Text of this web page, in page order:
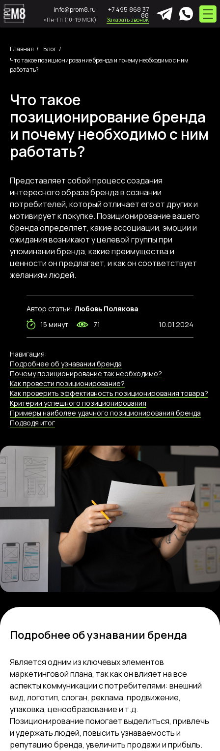
+7 495 868 37
info@prom8.ru
•Пн–Пт (10–19 МСК)
Главная / Блог /
Что такое позиционирование бренда и почему необходимо с ним
работать?
Что такое
позиционирование бренда
и почему необходимо с ним
работать?
Представляет собой процесс создания
интересного образа бренда в сознании
потребителей, который отличает его от других и
мотивирует к покупке. Позиционирование вашего
бренда определяет, какие ассоциации, эмоции и
ожидания возникают у целевой группы при
упоминании бренда, какие преимущества и
ценности он предлагает, и как он соответствует
желаниям людей.
Автор статьи: Любовь Полякова
10.01.2024
15 минут 71
Навигация:
Подробнее об узнавании бренда
Почему позиционирование так необходимо?
Как провести позиционирование?
Как проверить эффективность позиционирования товара?
Критерии успешного позиционирования
Примеры наиболее удачного позиционирования бренда
Подводя итог
Подробнее об узнавании бренда
Является одним из ключевых элементов
маркетинговой плана, так как он влияет на все
аспекты коммуникации с потребителями: внешний
вид, логотип, слоган, реклама, продвижение,
упаковка, ценообразование и т.д.
Позиционирование помогает выделиться, привлечь
и удержать людей, повысить узнаваемость и
репутацию бренда, увеличить продажи и прибыль.